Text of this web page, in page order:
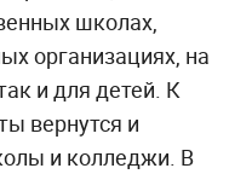
школах,
организациях, на
и для детей. К
вернутся и
и колледжи. В